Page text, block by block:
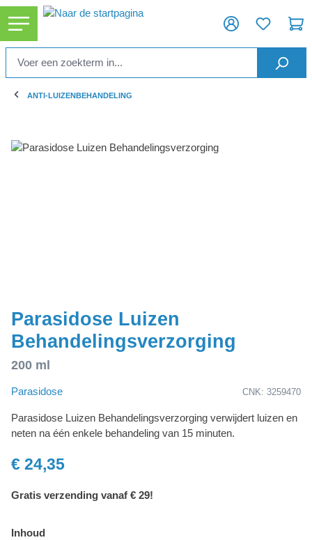
ANTI-LUIZENBEHANDELING
Afbeeldingengalerij overslaan
Parasidose Luizen
Behandelingsverzorging
200 ml
Parasidose CNK: 3259470
Parasidose Luizen Behandelingsverzorging verwijdert luizen en
neten na één enkele behandeling van 15 minuten.
€ 24,35
Gratis verzending vanaf € 29!
Inhoud